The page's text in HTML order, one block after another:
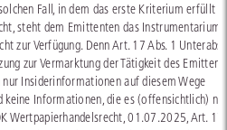
Fall, in dem das erste Kriterium erfüllt
steht dem Emittenten das Instrumentarium
zur Verfügung. Denn Art. 17 Abs. 1
zur Vermarktung der Tätigkeit des
Insiderinformationen auf diesem Wege
Informationen, die es (offensichtlich)
Wertpapierhandelsrecht, 01.07.2025, Art. 17